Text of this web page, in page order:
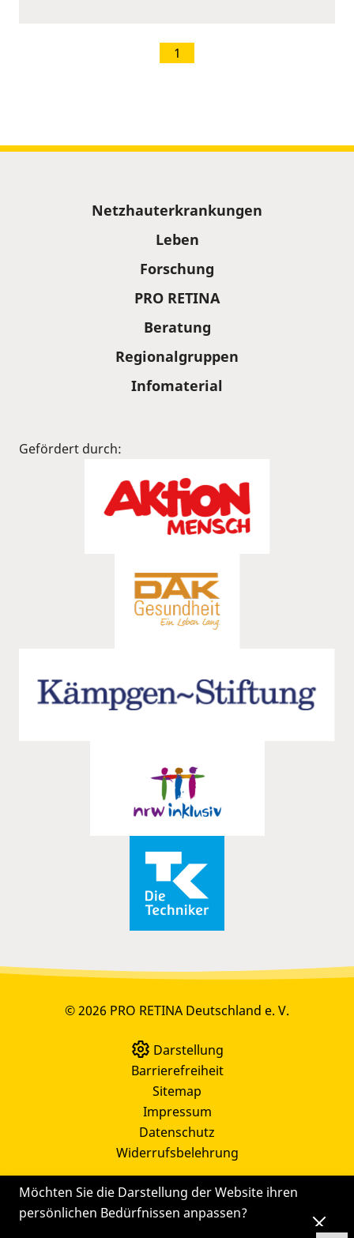
Möchten Sie die Darstellung der Website ihren
persönlichen Bedürfnissen anpassen?
1
Netzhauterkrankungen
Leben
Forschung
PRO RETINA
Beratung
Regionalgruppen
Infomaterial
Gefördert durch:
© 2026 PRO RETINA Deutschland e. V.
Darstellung
Barrierefreiheit
Sitemap
Impressum
Datenschutz
Widerrufsbelehrung